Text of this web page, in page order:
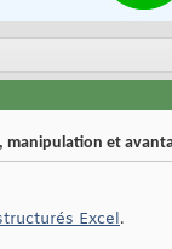
manipulation et
Excel.